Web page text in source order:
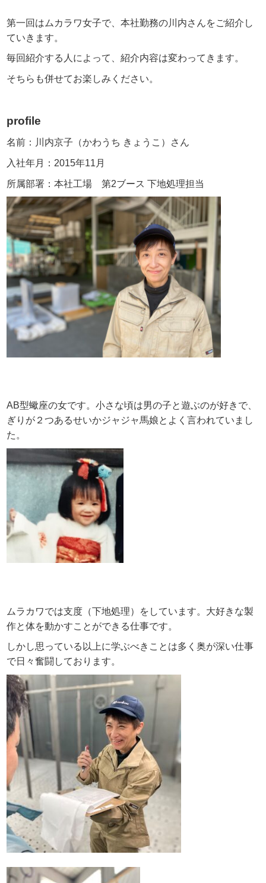
第一回はムカラワ女子で、本社勤務の川内さんをご紹介し
ていきます。
毎回紹介する人によって、紹介内容は変わってきます。
そちらも併せてお楽しみください。
profile
名前：川内京子（かわうち きょうこ）さん
入社年月：2015年11月
所属部署：本社工場 第2ブース 下地処理担当
AB型蠍座の女です。小さな頃は男の子と遊ぶのが好きで、
ぎりが２つあるせいかジャジャ馬娘とよく言われていまし
た。
ムラカワでは支度（下地処理）をしています。大好きな製
作と体を動かすことができる仕事です。
しかし思っている以上に学ぶべきことは多く奥が深い仕事
で日々奮闘しております。